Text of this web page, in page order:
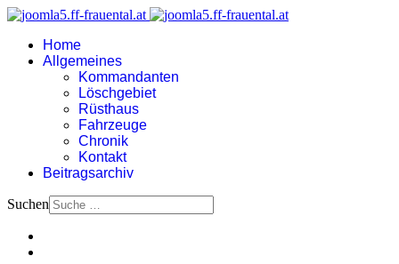
Home
Allgemeines
Kommandanten
Löschgebiet
Rüsthaus
Fahrzeuge
Chronik
Kontakt
Beitragsarchiv
Suchen